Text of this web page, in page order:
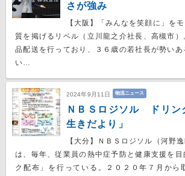
さが強み
【大阪】「みんなを笑顔に」を
質を掲げるリベル（立川龍之介社長、高槻市
品配送を行っており、３６歳の若社長が勢いあ
い…
2024年9月11日 物流ニュース
ＮＢＳロジソル ドリン
生きだより」
【大分】ＮＢＳロジソル（河野
は、毎年、従業員の熱中症予防と健康支援を目
ク配布」を行っている。２０２０年７月から